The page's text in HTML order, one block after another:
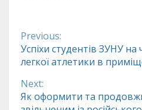
Continue
Reading
Previous:
Успіхи студентів ЗУНУ на
легкої атлетики в
Next:
Як оформити та